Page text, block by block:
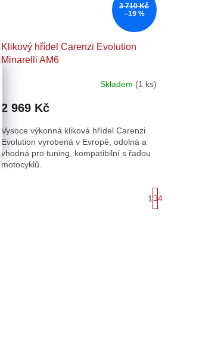
3 710 Kč
–19 %
Klikový hřídel Carenzi Evolution
Minarelli AM6
Skladem (1 ks)
2 969 Kč
Vysoce výkonná kliková hřídel Carenzi
Evolution vyrobená v Evropě, odolná a
vhodná pro tuning, kompatibilní s řadou
motocyklů.
t
r
1 4